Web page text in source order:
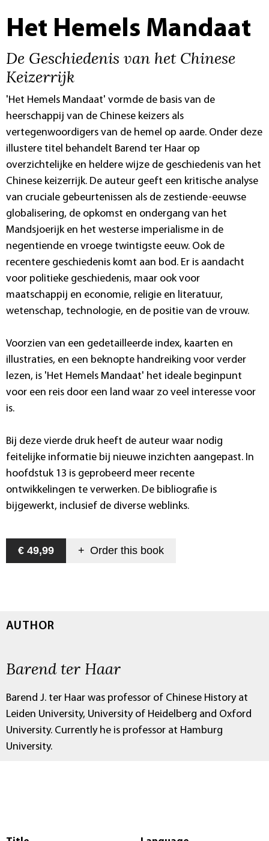
Het Hemels Mandaat
De Geschiedenis van het Chinese
Keizerrijk
'Het Hemels Mandaat' vormde de basis van de
heerschappij van de Chinese keizers als
vertegenwoordigers van de hemel op aarde. Onder deze
illustere titel behandelt Barend ter Haar op
overzichtelijke en heldere wijze de geschiedenis van het
Chinese keizerrijk. De auteur geeft een kritische analyse
van cruciale gebeurtenissen als de zestiende-eeuwse
globalisering, de opkomst en ondergang van het
Mandsjoerijk en het westerse imperialisme in de
negentiende en vroege twintigste eeuw. Ook de
recentere geschiedenis komt aan bod. Er is aandacht
voor politieke geschiedenis, maar ook voor
maatschappij en economie, religie en literatuur,
wetenschap, technologie, en de positie van de vrouw.
Voorzien van een gedetailleerde index, kaarten en
illustraties, en een beknopte handreiking voor verder
lezen, is 'Het Hemels Mandaat' het ideale beginpunt
voor een reis door een land waar zo veel interesse voor
is.
Bij deze vierde druk heeft de auteur waar nodig
feitelijke informatie bij nieuwe inzichten aangepast. In
hoofdstuk 13 is geprobeerd meer recente
ontwikkelingen te verwerken. De bibliografie is
bijgewerkt, inclusief de diverse weblinks.
€ 49,99 + Order this book
AUTHOR
Barend ter Haar
Barend J. ter Haar was professor of Chinese History at
Leiden University, University of Heidelberg and Oxford
University. Currently he is professor at Hamburg
University.